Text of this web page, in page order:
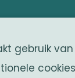
gebruik van
25